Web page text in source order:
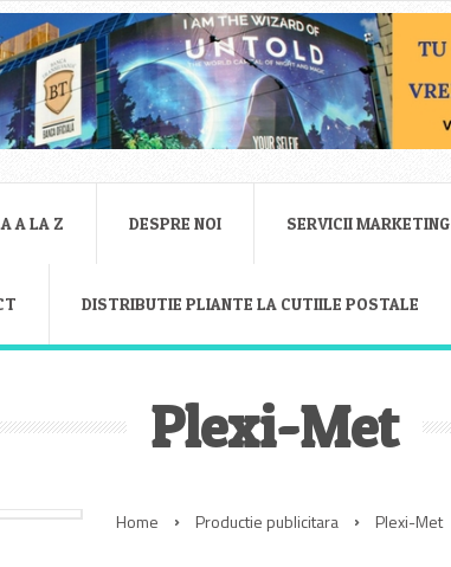
A LA Z DESPRE NOI SERVICII MARKETING
DISTRIBUTIE PLIANTE LA CUTIILE POSTALE
Plexi-Met
Home Productie publicitara Plexi-Met